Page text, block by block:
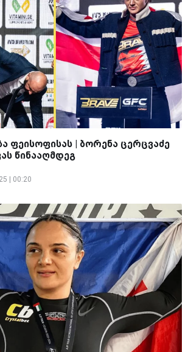
ფეისოფისას | ბორენა ცერცვაძე
წინააღმდეგ
| 00:20